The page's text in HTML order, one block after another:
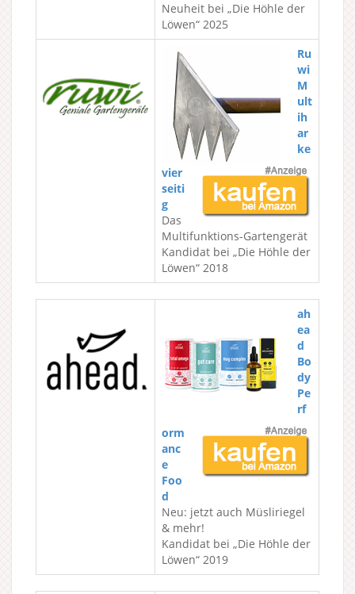
Neuheit bei „Die Höhle der
Löwen“ 2025
Ru
wi
M
ult
ih
ar
ke
vier
seiti
g
Das
Multifunktions-Gartengerät
Kandidat bei „Die Höhle der
Löwen“ 2018
ah
ea
d
Bo
dy
Pe
rf
orm
anc
e
Foo
d
Neu: jetzt auch Müsliriegel
& mehr!
Kandidat bei „Die Höhle der
Löwen“ 2019